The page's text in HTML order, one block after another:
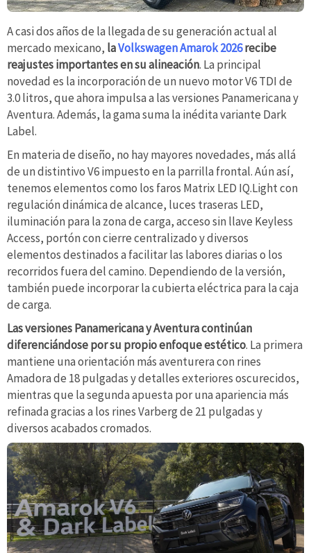
A casi dos años de la llegada de su generación actual al
mercado mexicano, laVolkswagen Amarok 2026recibe
reajustes importantes en su alineación. La principal
novedad es la incorporación de un nuevo motor V6 TDI de
3.0 litros, que ahora impulsa a las versiones Panamericana y
Aventura. Además, la gama suma la inédita variante Dark
Label.
En materia de diseño, no hay mayores novedades, más allá
de un distintivo V6 impuesto en la parrilla frontal. Aún así,
tenemos elementos como los faros Matrix LED IQ.Light con
regulación dinámica de alcance, luces traseras LED,
iluminación para la zona de carga, acceso sin llave Keyless
Access, portón con cierre centralizado y diversos
elementos destinados a facilitar las labores diarias o los
recorridos fuera del camino. Dependiendo de la versión,
también puede incorporar la cubierta eléctrica para la caja
de carga.
Las versiones Panamericana y Aventura continúan
diferenciándose por su propio enfoque estético. La primera
mantiene una orientación más aventurera con rines
Amadora de 18 pulgadas y detalles exteriores oscurecidos,
mientras que la segunda apuesta por una apariencia más
refinada gracias a los rines Varberg de 21 pulgadas y
diversos acabados cromados.